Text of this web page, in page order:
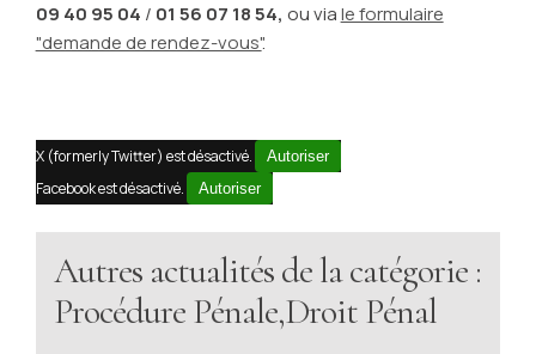
09 40 95 04 / 01 56 07 18 54, ou viale formulaire
"demande de rendez-vous".
X (formerly Twitter) est désactivé. Autoriser
Facebook est désactivé. Autoriser
Autres actualités de la catégorie :
Procédure Pénale,Droit Pénal